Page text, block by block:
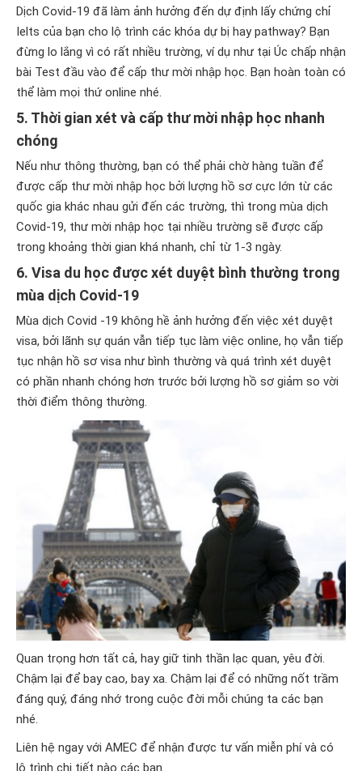
Dịch Covid-19 đã làm ảnh hưởng đến dự định lấy chứng chỉ
Ielts của bạn cho lộ trình các khóa dự bị hay pathway? Bạn
đừng lo lắng vì có rất nhiều trường, ví dụ như tại Úc chấp nhận
bài Test đầu vào để cấp thư mời nhập học. Bạn hoàn toàn có
thể làm mọi thứ online nhé.
5. Thời gian xét và cấp thư mời nhập học nhanh
chóng
Nếu như thông thường, bạn có thể phải chờ hàng tuần để
được cấp thư mời nhập học bởi lượng hồ sơ cực lớn từ các
quốc gia khác nhau gửi đến các trường, thì trong mùa dịch
Covid-19, thư mời nhập học tại nhiều trường sẽ được cấp
trong khoảng thời gian khá nhanh, chỉ từ 1-3 ngày.
6. Visa du học được xét duyệt bình thường trong
mùa dịch Covid-19
Mùa dịch Covid -19 không hề ảnh hưởng đến việc xét duyệt
visa, bởi lãnh sự quán vẫn tiếp tục làm việc online, họ vẫn tiếp
tục nhận hồ sơ visa như bình thường và quá trình xét duyệt
có phần nhanh chóng hơn trước bởi lượng hồ sơ giảm so vời
thời điểm thông thường.
Quan trọng hơn tất cả, hay giữ tinh thần lạc quan, yêu đời.
Chậm lại để bay cao, bay xa. Chậm lại để có những nốt trầm
đáng quý, đáng nhớ trong cuộc đời mỗi chúng ta các bạn
nhé.
Liên hệ ngay với AMEC để nhận được tư vấn miễn phí và có
lộ trình chi tiết nào các bạn...